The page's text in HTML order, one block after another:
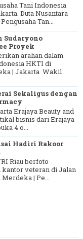
Tani Indonesia
Duta Nusantara
Tan...
Sudaryono
Proyek
arahan dalam
HKTI di
| Jakarta Wakil
Sekaligus dengan
Erajaya Beauty and
bisnis dari Erajaya
4 o...
Hadiri Rakoor
Riau berfoto
veteran di Jalan
Merdeka | Pe...